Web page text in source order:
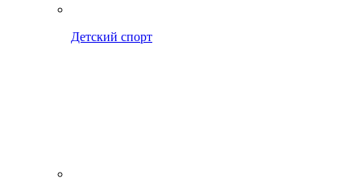
Детский спорт